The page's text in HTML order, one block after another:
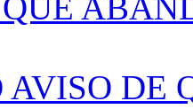
AVISO DE